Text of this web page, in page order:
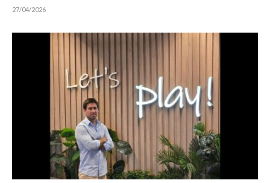
27/04/2026